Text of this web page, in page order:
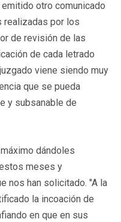
otro comunicado
realizadas por los
de revisión de las
de cada letrado
viene siendo muy
que se pueda
y subsanable de
dándoles
meses y
nos han solicitado. "A la
la incoación de
en que en sus